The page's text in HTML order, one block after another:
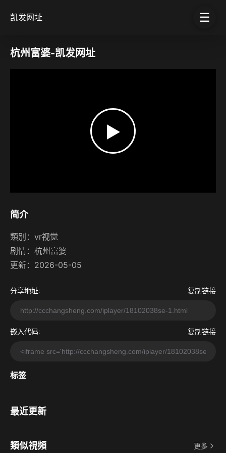
凯发网址 ☰
杭州富婆-凯发网址
▶
简介
類別： vr视觉
剧情： 杭州富婆
更新：2026-05-05
分享地址: 复制链接
嵌入代码: 复制链接
标签
最近更新
類似視頻 更多